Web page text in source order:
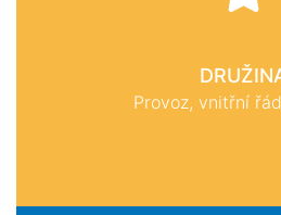
Provoz, vnitřní